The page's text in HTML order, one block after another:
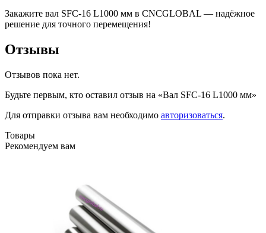
Закажите вал SFC-16 L1000 мм в CNCGLOBAL — надёжное
решение для точного перемещения!
Отзывы
Отзывов пока нет.
Будьте первым, кто оставил отзыв на «Вал SFC-16 L1000 мм»
Для отправки отзыва вам необходимо авторизоваться.
Товары
Рекомендуем вам